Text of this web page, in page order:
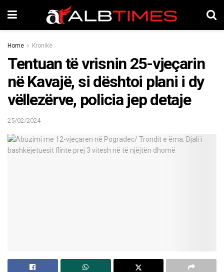
Home Kronikë
Tentuan të vrisnin 25-vjeçarin
në Kavajë, si dështoi plani i dy
vëllezërve, policia jep detaje
25/02/2024